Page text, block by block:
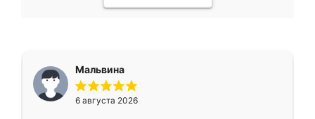
Мальвина
6 августа 2026